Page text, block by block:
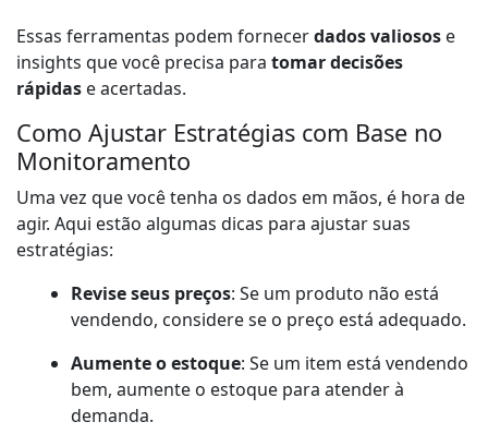
Essas ferramentas podem fornecerdados valiosos e
insights que você precisa para tomar decisões
rápidas e acertadas.
Como Ajustar Estratégias com Base no
Monitoramento
Uma vez que você tenha os dados em mãos, é hora de
agir. Aqui estão algumas dicas para ajustar suas
estratégias:
Revise seus preços: Se um produto não está
vendendo, considere se o preço está adequado.
Aumente o estoque: Se um item está vendendo
bem, aumente o estoque para atender à
demanda.